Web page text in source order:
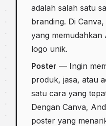
adalah salah satu
branding. Di
yang
logo unik.
Poster — Ingin
produk, jasa, atau
satu cara yang
Dengan Canva,
poster yang